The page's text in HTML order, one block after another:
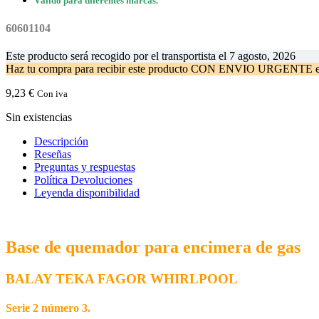
60601104
Este producto será recogido por el transportista el 7 agosto, 2026
Haz tu compra para recibir este producto CON ENVIO URGENTE
9,23 € Con iva
Sin existencias
Descripción
Reseñas
Preguntas y respuestas
Política Devoluciones
Leyenda disponibilidad
Base de quemador para encimera de gas
BALAY TEKA FAGOR WHIRLPOOL
Serie 2 número 3.